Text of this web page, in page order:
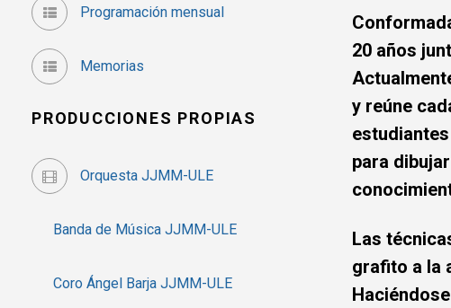
Programación mensual
Memorias
PRODUCCIONES PROPIAS
Orquesta JJMM-ULE
Banda de Música JJMM-ULE
Coro Ángel Barja JJMM-ULE
20 años
y reúne
para
Las
grafito a la